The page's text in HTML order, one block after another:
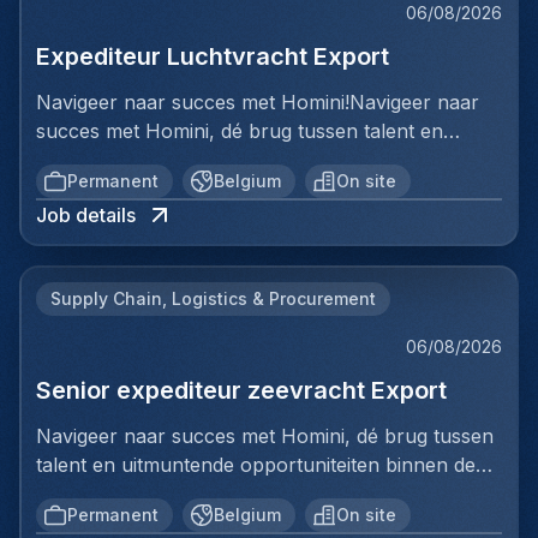
06/08/2026
Expediteur Luchtvracht Export
Navigeer naar succes met Homini!Navigeer naar
succes met Homini, dé brug tussen talent en
uitmuntende opportuniteiten binnen de
arbeidsmarkt. Als voorloper in wervingsdiensten,
matchen we toptalent met topbedrijven in diverse
sectoren. Met onze expertise en toewijding streven
plaatsingen. Bij Homini staat elk individu centraal;
ons team Logistiek & Distributie zoeken we een
Expediteur Luchtvracht Export voor een
een geboren organisator met een passie voor
internationale logistiek? Werk je graag in een
dynamische omgeving waar geen enkele dag
Permanent Belgium On site
Job details
Supply Chain, Logistics & Procurement
06/08/2026
Senior expediteur zeevracht Export
Navigeer naar succes met Homini, dé brug tussen
talent en uitmuntende opportuniteiten binnen de
arbeidsmarkt. Als voorloper in wervingsdiensten,
matchen we toptalent met topbedrijven in diverse
Permanent Belgium On site